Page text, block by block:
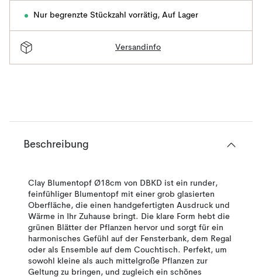
Nur begrenzte Stückzahl vorrätig, Auf Lager
Versandinfo
Beschreibung
Clay Blumentopf Ø18cm von DBKD ist ein runder,
feinfühliger Blumentopf mit einer grob glasierten
Oberfläche, die einen handgefertigten Ausdruck und
Wärme in Ihr Zuhause bringt. Die klare Form hebt die
grünen Blätter der Pflanzen hervor und sorgt für ein
harmonisches Gefühl auf der Fensterbank, dem Regal
oder als Ensemble auf dem Couchtisch. Perfekt, um
sowohl kleine als auch mittelgroße Pflanzen zur
Geltung zu bringen, und zugleich ein schönes